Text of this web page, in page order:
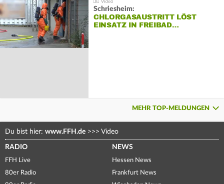
Schriesheim:
CHLORGASAUSTRITT LÖST
EINSATZ IN FREIBAD…
MEHR TOP-MELDUNGEN
Du bist hier: www.FFH.de >>> Video
RADIO
FFH Live
80er Radio
NEWS
Hessen News
Frankfurt News